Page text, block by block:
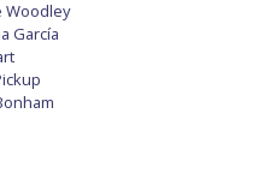
Woodley
García